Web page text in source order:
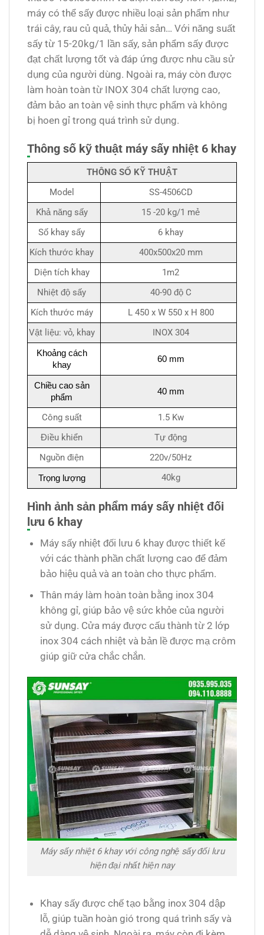
máy có thể sấy được nhiều loại sản phẩm như
trái cây, rau củ quả, thủy hải sản… Với năng suất
sấy từ 15-20kg/1 lần sấy, sản phẩm sấy được
đạt chất lượng tốt và đáp ứng được nhu cầu sử
dụng của người dùng. Ngoài ra, máy còn được
làm hoàn toàn từ INOX 304 chất lượng cao,
đảm bảo an toàn vệ sinh thực phẩm và không
bị hoen gỉ trong quá trình sử dụng.
Thông số kỹ thuật máy sấy nhiệt 6 khay
THÔNG SỐ KỸ THUẬT
Model
SS-4506CD
Khả năng sấy
15 -20 kg/1 mẻ
Số khay sấy
6 khay
Kích thước khay
400x500x20 mm
Diện tích khay
1m2
Nhiệt độ sấy
40-90 độ C
Kích thước máy
L 450 x W 550 x H 800
Vật liệu: vỏ, khay
INOX 304
Khoảng cách
khay
60 mm
Chiều cao sản
phẩm
40 mm
Công suất
1.5 Kw
Điều khiển
Tự động
Nguồn điện
220v/50Hz
Trọng lượng 40kg
Hình ảnh sản phẩm máy sấy nhiệt đối
lưu 6 khay
Máy sấy nhiệt đối lưu 6 khay được thiết kế
với các thành phần chất lượng cao để đảm
bảo hiệu quả và an toàn cho thực phẩm.
Thân máy làm hoàn toàn bằng inox 304
không gỉ, giúp bảo vệ sức khỏe của người
sử dụng. Cửa máy được cấu thành từ 2 lớp
inox 304 cách nhiệt và bản lề được mạ crôm
giúp giữ cửa chắc chắn.
Máy sấy nhiệt 6 khay với công nghệ sấy đối lưu
hiện đại nhất hiện nay
Khay sấy được chế tạo bằng inox 304 dập
lỗ, giúp tuần hoàn gió trong quá trình sấy và